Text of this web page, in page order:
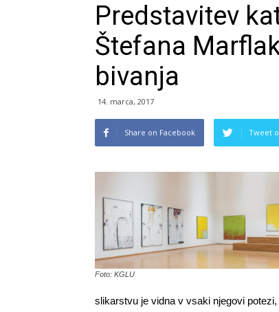
Predstavitev
Štefana
bivanja
14. marca, 2017
Share on Facebook Tweet
Foto: KGLU
slikarstvu je vidna v vsaki njegovi